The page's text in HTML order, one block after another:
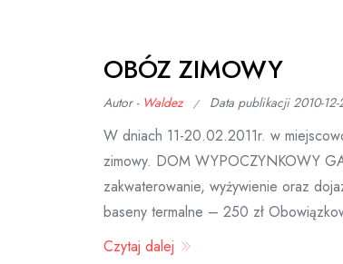
OBÓZ ZIMOWY
Autor - Waldez Data publikacji2010-
W dniach 11-20.02.2011r. w
zimowy. DOM WYPOCZYNKOWY
zakwaterowanie, wyżywienie oraz
baseny termalne – 250 zł
Czytaj dalej